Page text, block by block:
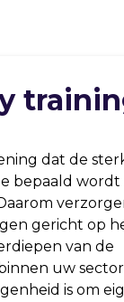
dat de
bepaald wordt
gericht op
van de
uw
is om